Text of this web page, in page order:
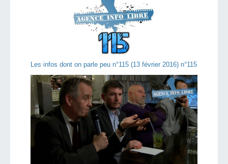
Les infos dont on parle peu n°115 (13 février 2016) n°115